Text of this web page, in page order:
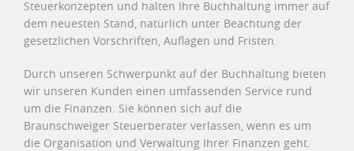
Steuerkonzepten und halten Ihre Buchhaltung immer auf
dem neuesten Stand, natürlich unter Beachtung der
gesetzlichen Vorschriften, Auflagen und Fristen.
Durch unseren Schwerpunkt auf der Buchhaltung bieten
wir unseren Kunden einen umfassenden Service rund
um die Finanzen. Sie können sich auf die
Braunschweiger Steuerberater verlassen, wenn es um
die Organisation und Verwaltung Ihrer Finanzen geht.